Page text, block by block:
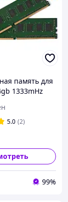
память для
1333mHz
разные
БУ
5.0 (2)
99%